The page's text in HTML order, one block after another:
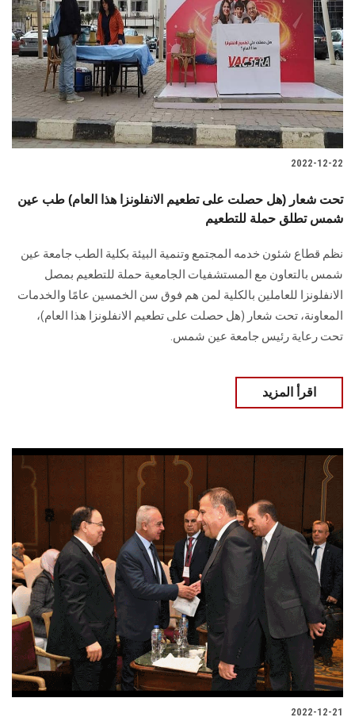
الطلاب
هيئة التدريس
الدراسات العليا
الخريجين
سجل الان
2022-12-22
تحت شعار (هل حصلت على تطعيم الانفلونزا هذا العام) طب عين
شمس تطلق حملة للتطعيم
نظم قطاع شئون خدمه المجتمع وتنمية البيئة بكلية الطب جامعة عين
شمس بالتعاون مع المستشفيات الجامعية حملة للتطعيم بمصل
الانفلونزا للعاملين بالكلية لمن هم فوق سن الخمسين عامًا والخدمات
المعاونة، تحت شعار (هل حصلت على تطعيم الانفلونزا هذا العام)،
تحت رعاية رئيس جامعة عين شمس.
اقرأ المزيد
2022-12-21